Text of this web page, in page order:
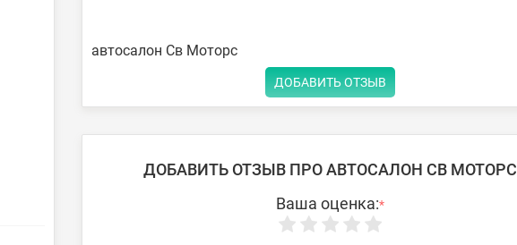
автосалон Св Моторс
ДОБАВИТЬ ОТЗЫВ
ДОБАВИТЬ ОТЗЫВ ПРО АВТОСАЛОН СВ МОТОРС
Ваша оценка:*